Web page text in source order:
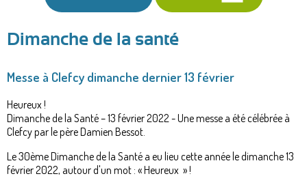
êtes
ici
Dimanche de la santé
Messe à Clefcy dimanche dernier 13 février
Heureux !
Dimanche de la Santé – 13 février 2022 - Une messe a été célébrée à
Clefcy par le père Damien Bessot.
Le 30ème Dimanche de la Santé a eu lieu cette année le dimanche 13
février 2022, autour d'un mot : « Heureux » !